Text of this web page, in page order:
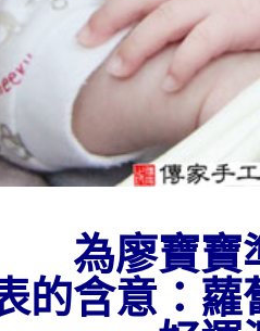
為廖寶寶
的含意： 蘿